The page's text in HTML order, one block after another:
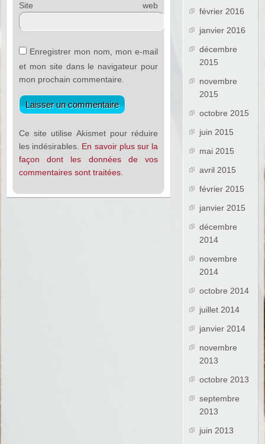
Site web
Enregistrer mon nom, mon e-mail
et mon site dans le navigateur pour
mon prochain commentaire.
Ce site utilise Akismet pour réduire
les indésirables. En savoir plus sur la
façon dont les données de vos
commentaires sont traitées.
février 2016
janvier 2016
décembre
2015
novembre
2015
octobre 2015
juin 2015
mai 2015
avril 2015
février 2015
janvier 2015
décembre
2014
novembre
2014
octobre 2014
juillet 2014
janvier 2014
novembre
2013
octobre 2013
septembre
2013
juin 2013